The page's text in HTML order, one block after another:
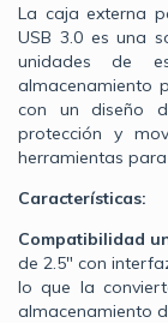
La caja externa
USB 3.0 es una
unidades de
almacenamiento
con un diseño
protección y
herramientas
Características:
Compatibilidad
de 2.5" con
lo que la
almacenamiento